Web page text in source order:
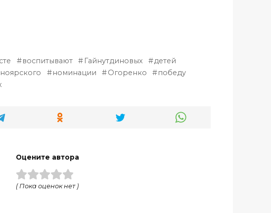
воспитывают Гайнутдиновых
детей
номинации Огоренко
победу
Оцените автора
( Пока оценок нет )